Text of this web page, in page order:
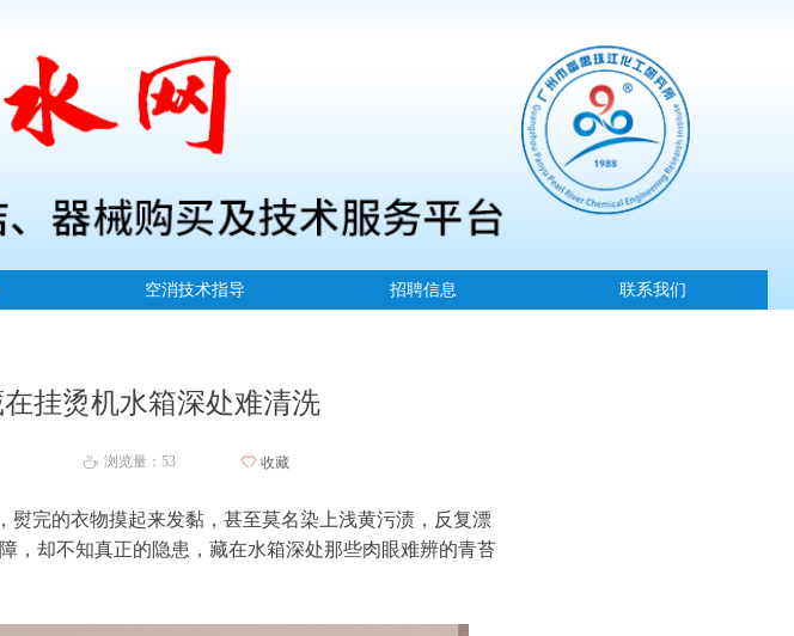
空消技术指导 招聘信息 联系我们
挂烫机水箱深处难清洗
完的衣物摸起来发黏，甚至莫名染上浅黄污渍，反复漂
，却不知真正的隐患，藏在水箱深处那些肉眼难辨的青苔
ꄘ 浏览量： 53 ꄀ 收藏